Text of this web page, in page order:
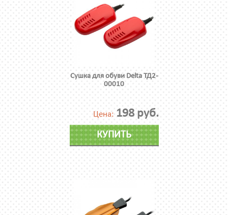
Сушка для обуви Delta ТД2-
00010
Цена: 198 руб.
КУПИТЬ